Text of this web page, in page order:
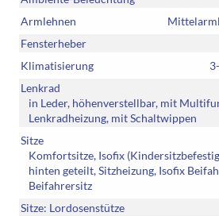
Armlehnen
Fensterheber
Klimatisierung
Lenkrad
in Leder, höhenverstellbar, mit
Lenkradheizung, mit Schaltwippen
Sitze
Komfortsitze, Isofix
hinten geteilt, Sitzheizung, Isofix
Beifahrersitz
Sitze: Lordosenstütze